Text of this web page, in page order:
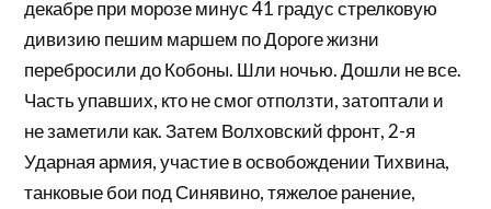
декабре при морозе минус 41 градус стрелковую
дивизию пешим маршем по Дороге жизни
перебросили до Кобоны. Шли ночью. Дошли не все.
Часть упавших, кто не смог отползти, затоптали и
не заметили как. Затем Волховский фронт, 2-я
Ударная армия, участие в освобождении Тихвина,
танковые бои под Синявино, тяжелое ранение,